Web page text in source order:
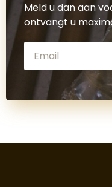
Meld u dan aan
ontvangt u